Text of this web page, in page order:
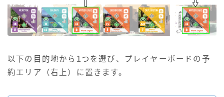
以下の目的地から1つを選び、プレイヤーボードの予
約エリア（右上）に置きます。